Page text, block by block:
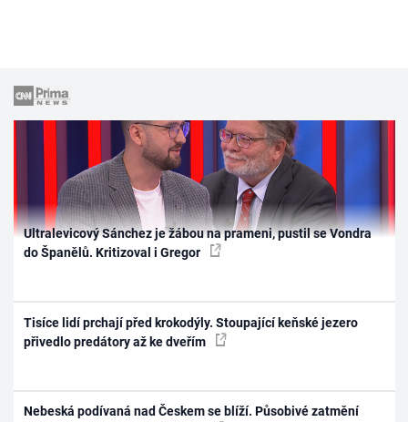
Ultralevicový Sánchez je žábou na prameni, pustil se Vondra
do Španělů. Kritizoval i Gregor
Tisíce lidí prchají před krokodýly. Stoupající keňské jezero
přivedlo predátory až ke dveřím
Nebeská podívaná nad Českem se blíží. Působivé zatmění